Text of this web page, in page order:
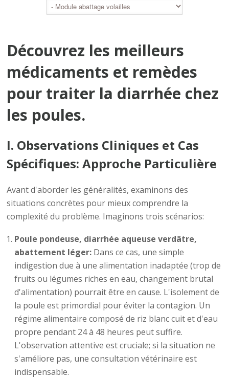
Découvrez les meilleurs
médicaments et remèdes
pour traiter la diarrhée chez
les poules.
I. Observations Cliniques et Cas
Spécifiques: Approche Particulière
Avant d'aborder les généralités, examinons des
situations concrètes pour mieux comprendre la
complexité du problème. Imaginons trois scénarios:
Poule pondeuse, diarrhée aqueuse verdâtre,
abattement léger: Dans ce cas, une simple
indigestion due à une alimentation inadaptée (trop de
fruits ou légumes riches en eau, changement brutal
d'alimentation) pourrait être en cause. L'isolement de
la poule est primordial pour éviter la contagion. Un
régime alimentaire composé de riz blanc cuit et d'eau
propre pendant 24 à 48 heures peut suffire.
L'observation attentive est cruciale; si la situation ne
s'améliore pas, une consultation vétérinaire est
indispensable.